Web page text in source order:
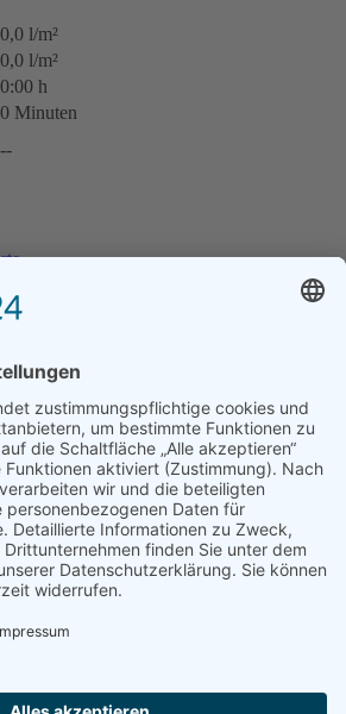
0,0 l/m²
0,0 l/m²
0:00 h
0 Minuten
--
Internetagentur dd-media.de